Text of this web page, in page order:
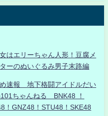
はエリーちゃん人形！豆腐メ
ーのぬいぐるみ男子末路編
速報 地下格闘アイドルだい
ちゃんねる BNK48 ！
！GNZ48！STU48！SKE48